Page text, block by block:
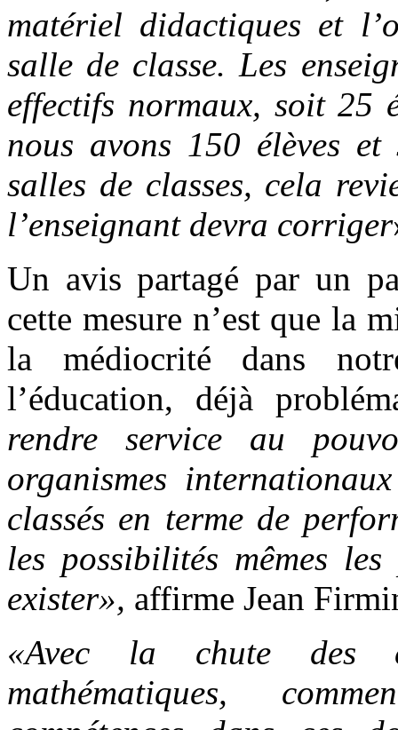
matériel didactiques et
salle de classe. Les
effectifs normaux, soit 25
nous avons 150 élèves
salles de classes, cela
l’enseignant devra corriger
Un avis partagé par un
cette mesure n’est que la
la médiocrité dans
l’éducation, déjà
rendre service au
organismes
classés en terme de
les possibilités mêmes
exister», affirme Jean
«Avec la chute des
mathématiques,